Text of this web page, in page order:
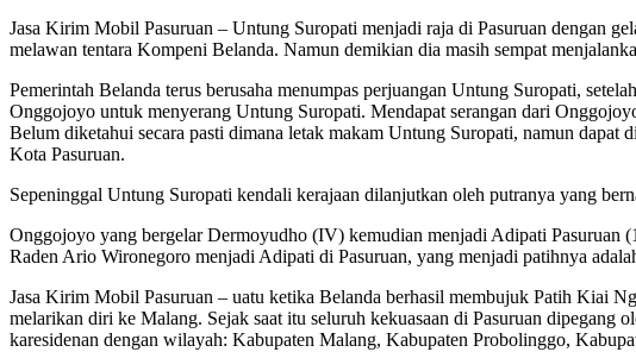
Jasa Kirim Mobil Pasuruan – Untung Suropati menjadi raja di Pasuruan dengan
melawan tentara Kompeni Belanda. Namun demikian dia masih sempat
Pemerintah Belanda terus berusaha menumpas perjuangan Untung Suropati,
Onggojoyo untuk menyerang Untung Suropati. Mendapat serangan dari
Belum diketahui secara pasti dimana letak makam Untung Suropati, namun dapat
Kota Pasuruan.
Sepeninggal Untung Suropati kendali kerajaan dilanjutkan oleh putranya yang
Onggojoyo yang bergelar Dermoyudho (IV) kemudian menjadi Adipati Pasuruan
Raden Ario Wironegoro menjadi Adipati di Pasuruan, yang menjadi patihnya
Jasa Kirim Mobil Pasuruan – uatu ketika Belanda berhasil membujuk Patih Kiai
melarikan diri ke Malang. Sejak saat itu seluruh kekuasaan di Pasuruan dipegang
karesidenan dengan wilayah: Kabupaten Malang, Kabupaten Probolinggo,